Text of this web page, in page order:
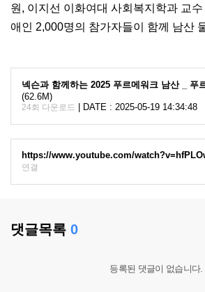
원, 이지선 이화여대 사회복지학과 교
애인 2,000명의 참가자들이 함께 남산
넥슨과 함께하는 2025 푸르메워크 남산 _ 푸
(62.6M)
24회 다운로드 | DATE : 2025-05-19 14:34:48
https://www.youtube.com/
연결
댓글목록 0
등록된 댓글이 없습니다.